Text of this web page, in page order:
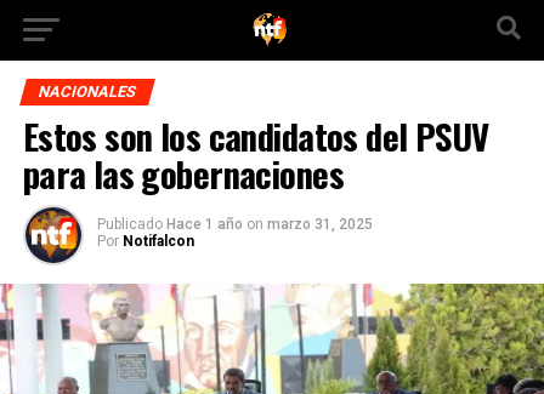
NACIONALES
Estos son los candidatos del PSUV
para las gobernaciones
Publicado Hace 1 año on marzo 31, 2025
Por Notifalcon